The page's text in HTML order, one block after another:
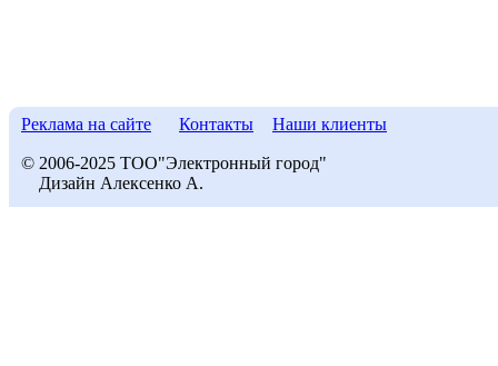
Реклама на сайте Контакты Наши клиенты
© 2006-2025 ТОО"Электронный город"
Дизайн Алексенко А.